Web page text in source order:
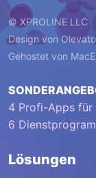
© XPROLINE LLC
Design von
Gehostet von
4 Profi-Apps für
6
Lösungen